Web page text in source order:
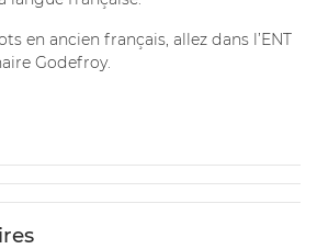
en ancien français, allez dans l’ENT
Godefroy.